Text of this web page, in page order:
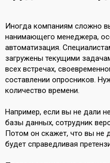
Иногда компаниям сложно
нанимающего менеджера,
автоматизация.
загружены текущими
всех встречах,
составлении опросников.
количество времени.
Например, если вы не дали
базы данных, сотрудник
Потом он скажет, что вы не
будет справедливая